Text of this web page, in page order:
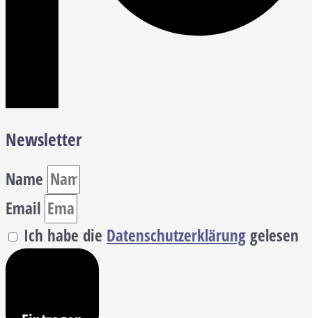
Newsletter
Name
Email
Ich habe die Datenschutzerklärung gelesen